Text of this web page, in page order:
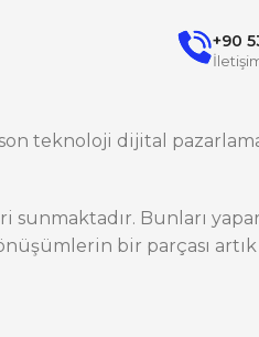
+90
teknoloji dijital
Bunları
bir parçası artık